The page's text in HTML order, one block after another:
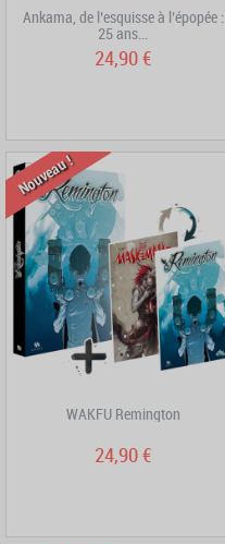
Ankama, de l’esquisse à l’épopée :
25 ans...
24,90 €
Nouveau !
WAKFU Remington
24,90 €